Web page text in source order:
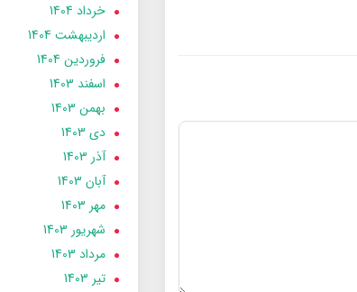
خرداد 1404
ارديبهشت 1404
فروردین 1404
اسفند 1403
بهمن 1403
دی 1403
آذر 1403
آبان 1403
مهر 1403
شهریور 1403
مرداد 1403
تير 1403